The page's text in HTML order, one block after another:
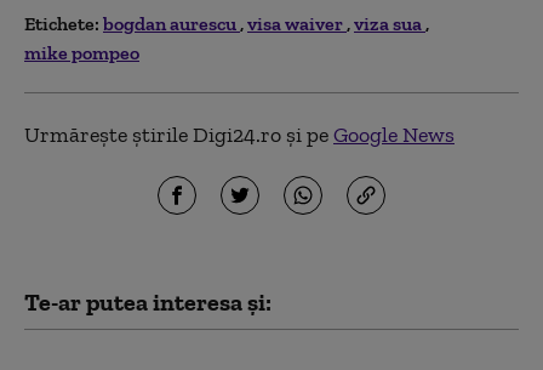
Etichete: bogdan aurescu visa waiver viza sua
mike pompeo
Urmărește știrile Digi24.ro și peGoogle News
Te-ar putea interesa și: